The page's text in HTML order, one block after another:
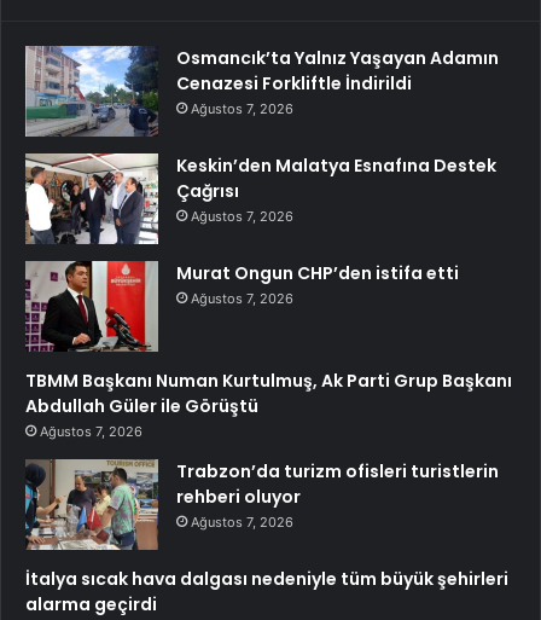
Osmancık’ta Yalnız Yaşayan Adamın
Cenazesi Forkliftle İndirildi
Ağustos 7, 2026
Keskin’den Malatya Esnafına Destek
Çağrısı
Ağustos 7, 2026
Murat Ongun CHP’den istifa etti
Ağustos 7, 2026
TBMM Başkanı Numan Kurtulmuş, Ak Parti Grup Başkanı
Abdullah Güler ile Görüştü
Ağustos 7, 2026
Trabzon’da turizm ofisleri turistlerin
rehberi oluyor
Ağustos 7, 2026
İtalya sıcak hava dalgası nedeniyle tüm büyük şehirleri
alarma geçirdi